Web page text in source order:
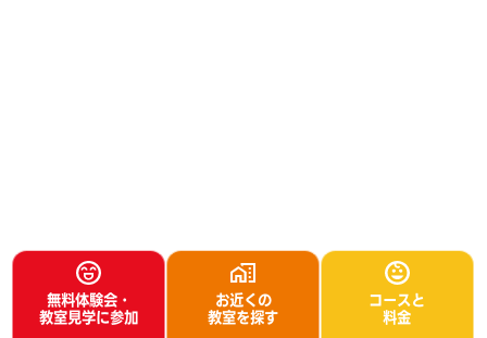
無料体験会・
教室見学に参加
お近くの
教室を探す
コースと
料金